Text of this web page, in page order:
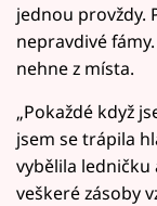
jednou provždy.
nepravdivé
nehne z místa.
„Pokaždé když
jsem se trápila
vybělila ledničku
veškeré zásoby